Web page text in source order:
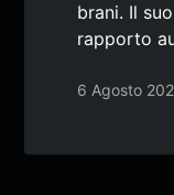
brani. Il
rapporto
6 Agosto